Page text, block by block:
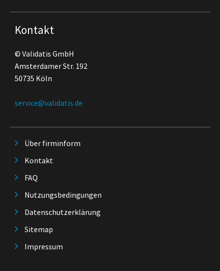
Kontakt
© Validatis GmbH
Amsterdamer Str. 192
50735 Köln
service@validatis.de
Über firminform
Kontakt
FAQ
Nutzungsbedingungen
Datenschutzerklärung
Sitemap
Impressum